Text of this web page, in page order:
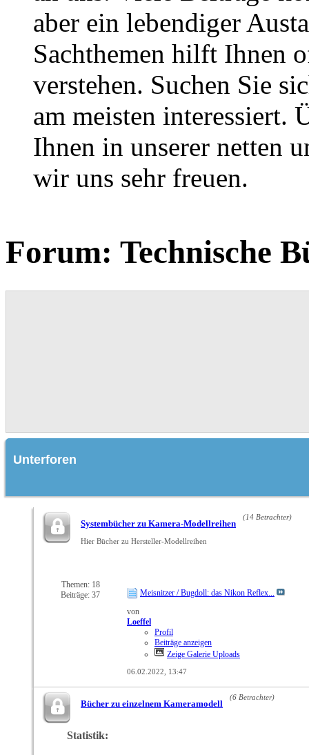
aber ein lebendiger
Sachthemen hilft Ihnen
verstehen. Suchen Sie
am meisten interessiert.
Ihnen in unserer netten
wir uns sehr freuen.
Forum: Technische
Unterforen
Systembücher zu Kamera-Modellreihen
(14 Betrachter)
Hier Bücher zu Hersteller-Modellreihen
Themen: 18
Beiträge: 37
Meisnitzer / Bugdoll: das Nikon Reflex...
von
Loeffel
Profil
Beiträge anzeigen
Zeige Galerie Uploads
06.02.2022, 13:47
Bücher zu einzelnem Kameramodell
(6 Betrachter)
RSS-
Statistik: